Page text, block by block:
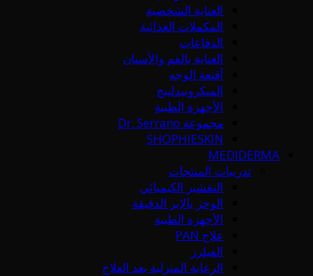
العناية الشخصية
المكملات الغذائية
الدفاعات
العناية بالفم والأسنان
أقنعة الوجه
الميكرونيدلينج
الأجهزة الطبية
مجموعة Dr. Serrano
SHOPHIESKIN
MEDIDERMA
تدريبات المنتجات
التقشير الكيميائي
الوخز بالإبر الدقيقة
الأجهزة الطبية
علاج PAN
الفيلرز
الرعاية المنزلية بعد العلاج